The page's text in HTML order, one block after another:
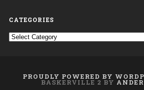
CATEGORIES
Categories
PROUDLY POWERED BY
BASKERVILLE 2 BY